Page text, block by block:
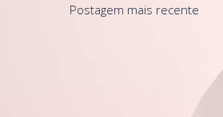
Postagem mais recente